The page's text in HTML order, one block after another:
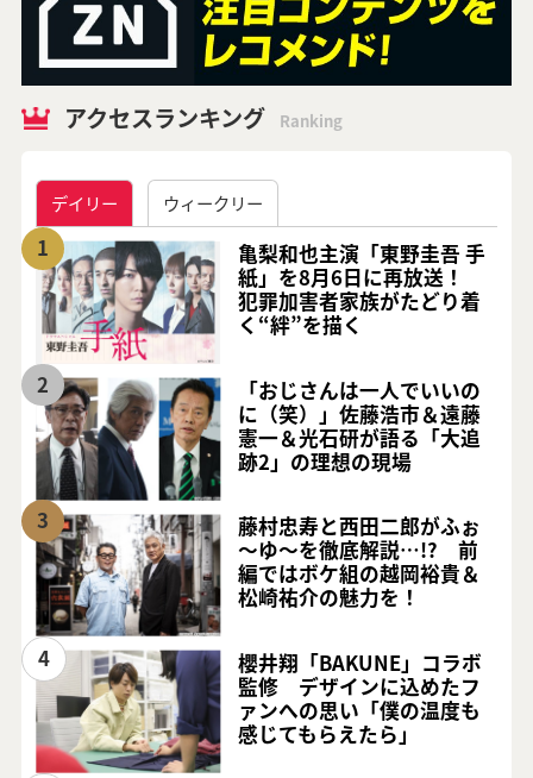
アクセスランキング Ranking
デイリー ウィークリー
1
亀梨和也主演「東野圭吾 手
紙」を8月6日に再放送！
犯罪加害者家族がたどり着
く“絆”を描く
2
「おじさんは一人でいいの
に（笑）」佐藤浩市＆遠藤
憲一＆光石研が語る「大追
跡2」の理想の現場
3
藤村忠寿と西田二郎がふぉ
～ゆ～を徹底解説…!? 前
編ではボケ組の越岡裕貴＆
松崎祐介の魅力を！
4
櫻井翔「BAKUNE」コラボ
監修 デザインに込めたフ
ァンへの思い「僕の温度も
感じてもらえたら」